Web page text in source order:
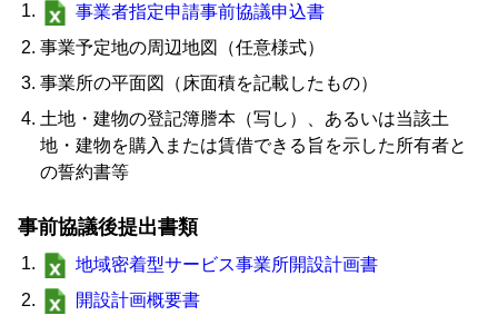
事業者指定申請事前協議申込書
事業予定地の周辺地図（任意様式）
事業所の平面図（床面積を記載したもの）
土地・建物の登記簿謄本（写し）、あるいは当該土
地・建物を購入または賃借できる旨を示した所有者と
の誓約書等
事前協議後提出書類
地域密着型サービス事業所開設計画書
開設計画概要書